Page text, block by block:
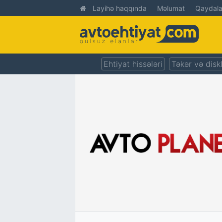
Layihə haqqında Məlumat
Ehtiyat hissələri Təkər və